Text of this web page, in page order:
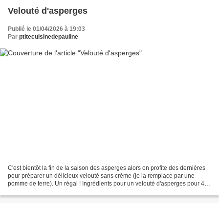
Velouté d'asperges
Publié le 01/04/2026 à 19:03
Par ptitecuisinedepauline
C'est bientôt la fin de la saison des asperges alors on profite des dernières
pour préparer un délicieux velouté sans crème (je la remplace par une
pomme de terre). Un régal ! Ingrédients pour un velouté d'asperges pour 4